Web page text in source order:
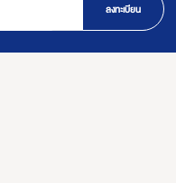
ลงทะเบียน